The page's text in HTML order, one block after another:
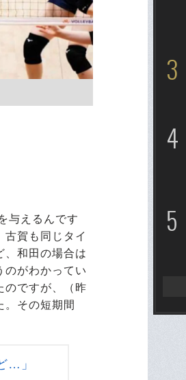
与えるんです
賀も同じタイ
、和田の場合は
のがわかってい
のですが、（昨
その短期間
…」